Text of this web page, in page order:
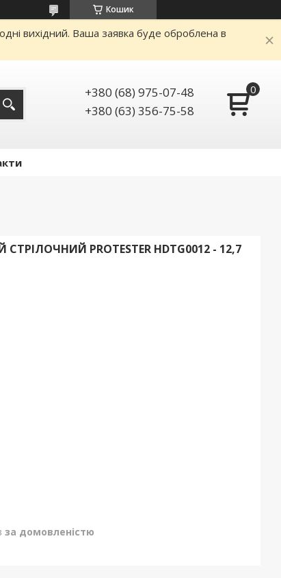
Кошик
вихідний. Ваша заявка буде оброблена в
+380 (68) 975-07-48
+380 (63) 356-75-58
PROTESTER HDTG0012 - 12,7
за домовленістю